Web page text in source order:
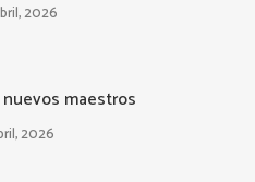
2026
nuevos maestros
2026